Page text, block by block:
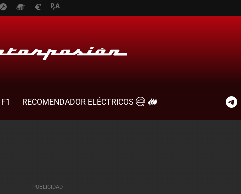
F1
RECOMENDADOR ELÉCTRICOS